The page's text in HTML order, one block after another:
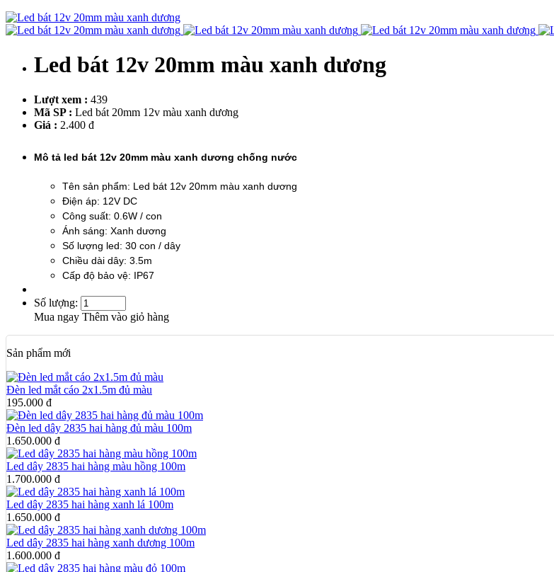
Led bát 12v 20mm màu xanh dương
Lượt xem : 439
Mã SP : Led bát 20mm 12v màu xanh dương
Giá : 2.400 đ
Mô tả led bát 12v 20mm màu xanh dương chống nước
Tên sản phẩm: Led bát 12v 20mm màu xanh dương
Điện áp: 12V DC
Công suất: 0.6W / con
Ánh sáng: Xanh dương
Số lượng led: 30 con / dây
Chiều dài dây: 3.5m
Cấp độ bảo vệ: IP67
Số lượng:
Mua ngay Thêm vào giỏ hàng
Sản phẩm mới
Đèn led mắt cáo 2x1.5m đủ màu
195.000 đ
Đèn led dây 2835 hai hàng đủ màu 100m
1.650.000 đ
Led dây 2835 hai hàng màu hồng 100m
1.700.000 đ
Led dây 2835 hai hàng xanh lá 100m
1.650.000 đ
Led dây 2835 hai hàng xanh dương 100m
1.600.000 đ